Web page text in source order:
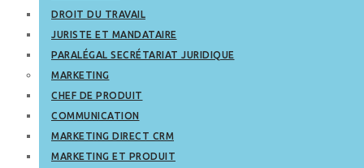
DROIT DU TRAVAIL
JURISTE ET MANDATAIRE
PARALÉGAL SECRÉTARIAT JURIDIQUE
MARKETING
CHEF DE PRODUIT
COMMUNICATION
MARKETING DIRECT CRM
MARKETING ET PRODUIT